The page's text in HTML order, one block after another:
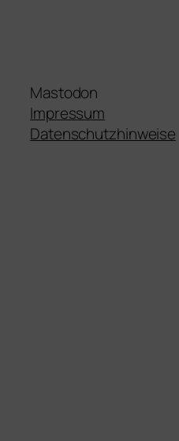
Mastodon
Impressum
Datenschutzhinweise